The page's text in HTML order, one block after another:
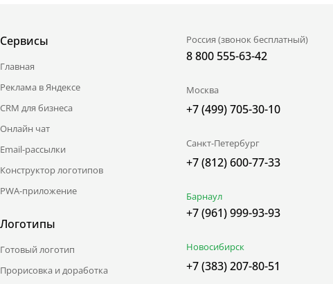
Сервисы
Главная
Реклама в Яндексе
CRM для бизнеса
Онлайн чат
Email-рассылки
Конструктор логотипов
PWA-приложение
Логотипы
Готовый логотип
Прорисовка и доработка
Россия (звонок бесплатный)
8 800 555-63-42
Москва
+7 (499) 705-30-10
Санкт-Петербург
+7 (812) 600-77-33
Барнаул
+7 (961) 999-93-93
Новосибирск
+7 (383) 207-80-51